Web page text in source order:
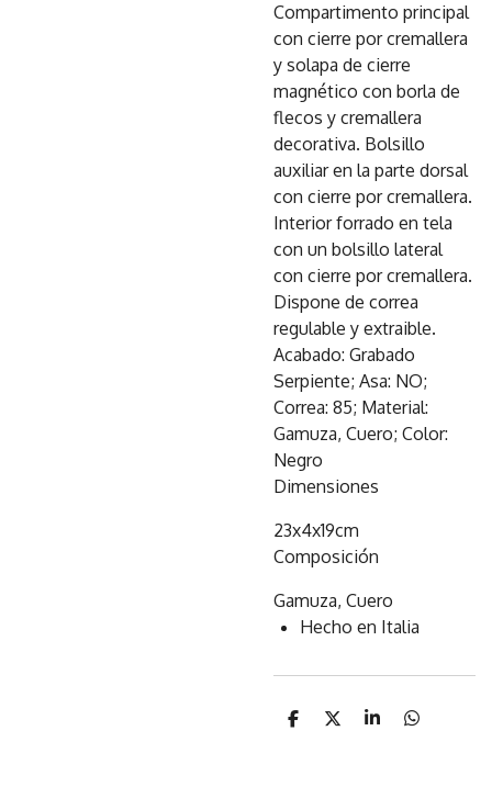
Compartimento principal
con cierre por cremallera
y solapa de cierre
magnético con borla de
flecos y cremallera
decorativa. Bolsillo
auxiliar en la parte dorsal
con cierre por cremallera.
Interior forrado en tela
con un bolsillo lateral
con cierre por cremallera.
Dispone de correa
regulable y extraible.
Acabado: Grabado
Serpiente; Asa: NO;
Correa: 85; Material:
Gamuza, Cuero; Color:
Negro
Dimensiones
23x4x19cm
Composición
Gamuza, Cuero
Hecho en Italia
C
C
C
C